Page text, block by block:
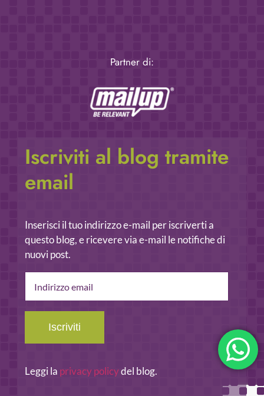
Partner di:
Iscriviti al blog tramite
email
Inserisci il tuo indirizzo e-mail per iscriverti a
questo blog, e ricevere via e-mail le notifiche di
nuovi post.
email
Iscriviti
Leggi la privacy policydel blog.